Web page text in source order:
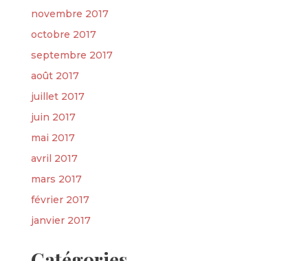
novembre 2017
octobre 2017
septembre 2017
août 2017
juillet 2017
juin 2017
mai 2017
avril 2017
mars 2017
février 2017
janvier 2017